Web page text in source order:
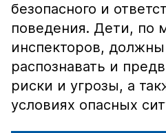
безопасного и
поведения. Дети, по
инспекторов,
распознавать и
риски и угрозы, а
условиях опасных